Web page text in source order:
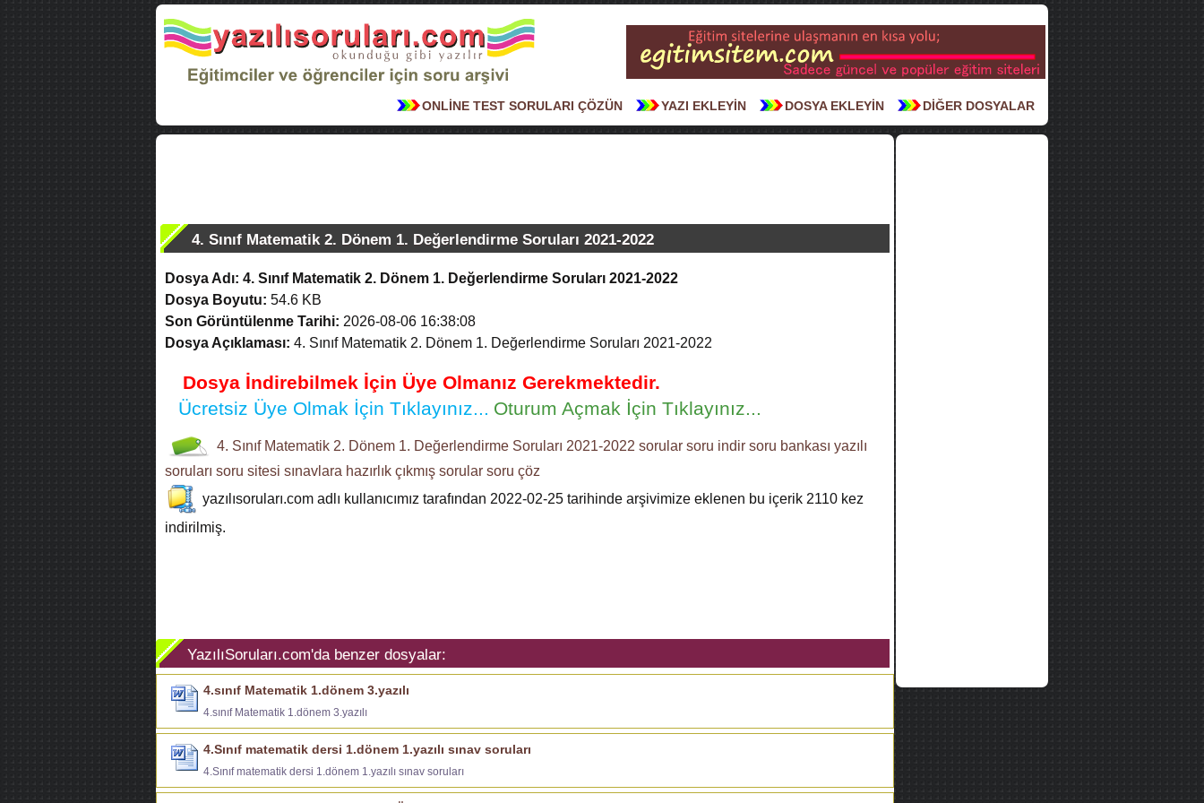
DİĞER DOSYALAR
DOSYA EKLEYİN
YAZI EKLEYİN
ONLİNE TEST SORULARI ÇÖZÜN
4. Sınıf Matematik 2. Dönem 1. Değerlendirme Soruları 2021-2022
Dosya Adı: 4. Sınıf Matematik 2. Dönem 1. Değerlendirme Soruları 2021-2022
Dosya Boyutu: 54.6 KB
Son Görüntülenme Tarihi: 2026-08-06 16:38:08
Dosya Açıklaması: 4. Sınıf Matematik 2. Dönem 1. Değerlendirme Soruları 2021-2022
Dosya İndirebilmek İçin Üye Olmanız Gerekmektedir.
Ücretsiz Üye Olmak İçin Tıklayınız... Oturum Açmak İçin Tıklayınız...
4. Sınıf Matematik 2. Dönem 1. Değerlendirme Soruları 2021-2022 sorular soru indir soru bankası yazılı
soruları soru sitesi sınavlara hazırlık çıkmış sorular soru çöz
yazılısoruları.com adlı kullanıcımız tarafından 2022-02-25 tarihinde arşivimize eklenen bu içerik 2110 kez
indirilmiş.
YazılıSoruları.com'da benzer dosyalar:
4.sınıf Matematik 1.dönem 3.yazılı
4.sınıf Matematik 1.dönem 3.yazılı
4.Sınıf matematik dersi 1.dönem 1.yazılı sınav soruları
4.Sınıf matematik dersi 1.dönem 1.yazılı sınav soruları